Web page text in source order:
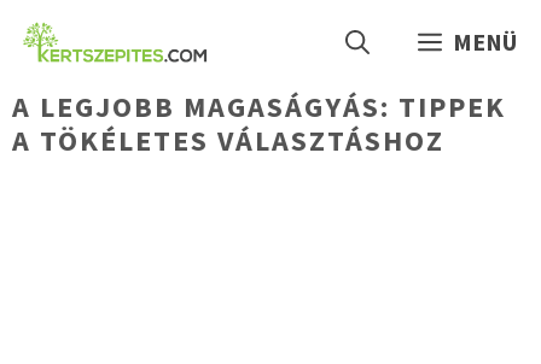
Kilépés
MENÜ
A LEGJOBB MAGASÁGYÁS: TIPPEK
A TÖKÉLETES VÁLASZTÁSHOZ